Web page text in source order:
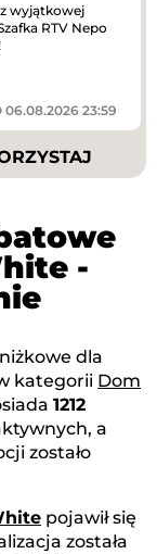
wyjątkowej
RTV Nepo
06.08.2026 23:59
-
dla
kategorii Dom
1212
a
zostało
pojawił się
została